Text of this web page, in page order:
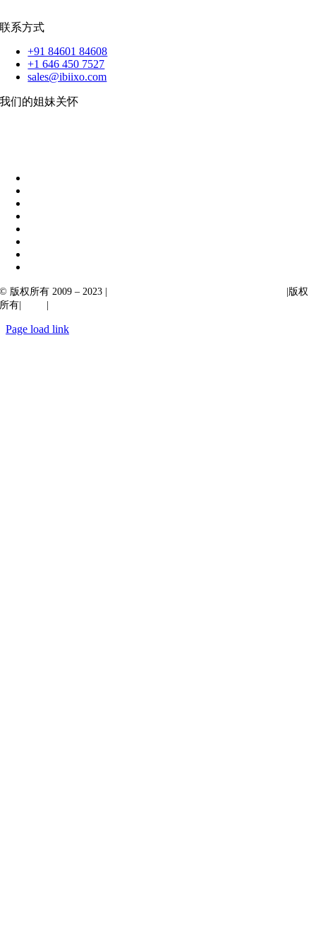
联系方式
+91 84601 84608
+1 646 450 7527
sales@ibiixo.com
我们的姐妹关怀
© 版权所有 2009 – 2023 |
|版权
所有|
Page load link